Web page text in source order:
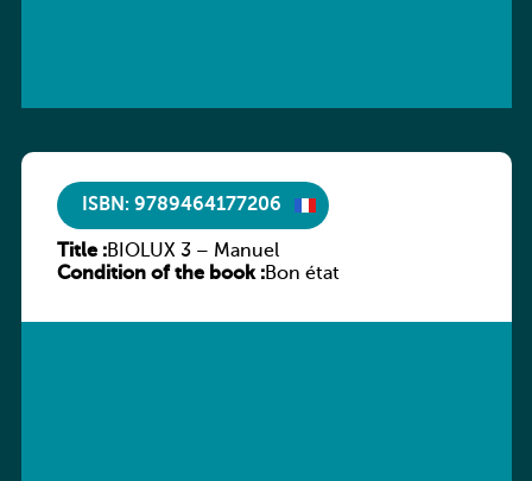
ISBN: 9789464177206
Title :BIOLUX 3 – Manuel
Condition of the book :Bon état